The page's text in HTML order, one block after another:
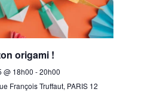
origami !
@ 18h00 -20h00
François Truffaut, PARIS 12